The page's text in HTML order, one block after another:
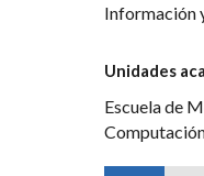
Información
Unidades
Escuela de